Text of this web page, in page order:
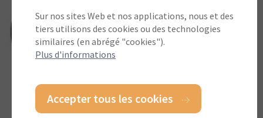
Sur nos sites Web et nos applications, nous et des
tiers utilisons des cookies ou des technologies
similaires (en abrégé "cookies").
Plus d'informations
Accepter tous les cookies